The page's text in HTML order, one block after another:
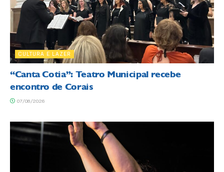
CULTURA E LAZER
“Canta Cotia”: Teatro Municipal recebe
encontro de Corais
07/08/2026